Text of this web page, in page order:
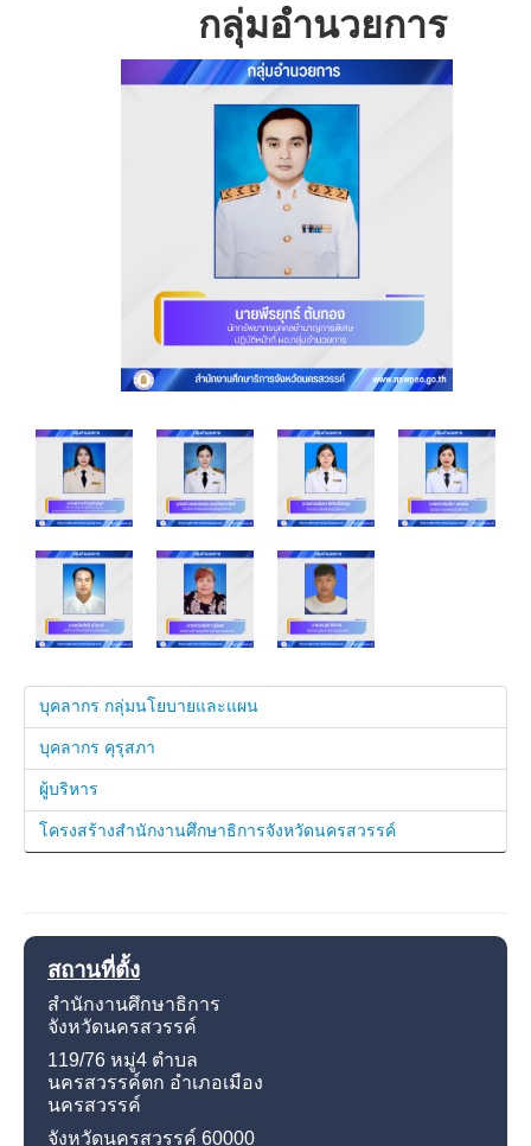
กลุ่มอำนวยการ
บุคลากร กลุ่มนโยบายและแผน
บุคลากร คุรุสภา
ผู้บริหาร
โครงสร้างสำนักงานศึกษาธิการจังหวัดนครสวรรค์
สถานที่ตั้ง
สำนักงานศึกษาธิการ
จังหวัดนครสวรรค์
119/76 หมู่4 ตำบล
นครสวรรค์ตก อำเภอเมือง
นครสวรรค์
จังหวัดนครสวรรค์ 60000